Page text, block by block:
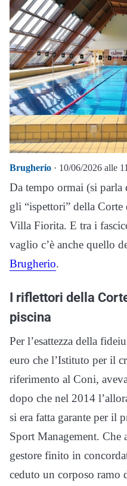
Brugherio · 10/06/2026 alle
Da tempo ormai (si
gli “ispettori” della Corte
Villa Fiorita. E tra i
vaglio c’è anche quello
Brugherio.
I riflettori della
piscina
Per l’esattezza della
euro che l’Istituto per il
riferimento al Coni,
dopo che nel 2014
si era fatta garante per il
Sport Management. Che
gestore finito in
ceduto un corposo ramo